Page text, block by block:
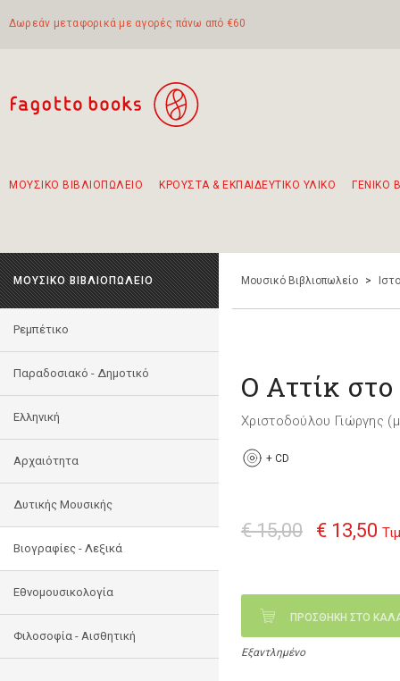
Δωρεάν μεταφορικά με αγορές πάνω από €60
ΜΟΥΣΙΚΟ ΒΙΒΛΙΟΠΩΛΕΙΟ ΚΡΟΥΣΤΑ & ΕΚΠΑΙΔΕΥΤΙΚΟ ΥΛΙΚΟ ΓΕΝΙΚΟ
ΜΟΥΣΙΚΟ ΒΙΒΛΙΟΠΩΛΕΙΟ
Ρεμπέτικο
Παραδοσιακό - Δημοτικό
Ελληνική
Αρχαιότητα
Δυτικής Μουσικής
Βιογραφίες - Λεξικά
Εθνομουσικολογία
Φιλοσοφία - Αισθητική
Μουσικό Βιβλιοπωλείο >
Ο Αττίκ
Χριστοδούλου Γιώργης
+ CD
€ 15,00 € 13,50
ΠΡΟΣΘΗΚΗ ΣΤΟ
Εξαντλημένο